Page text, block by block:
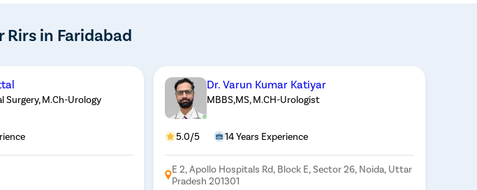
in Faridabad
Surgery, M.Ch-Urology
Dr. Varun Kumar Katiyar
MBBS,MS, M.CH-Urologist
5.0/5 14 Years Experience
E 2, Apollo Hospitals Rd, Block E, Sector 26, Noida, Uttar
Pradesh 201301